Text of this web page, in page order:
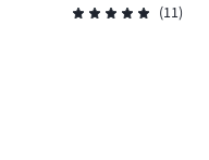
(11)